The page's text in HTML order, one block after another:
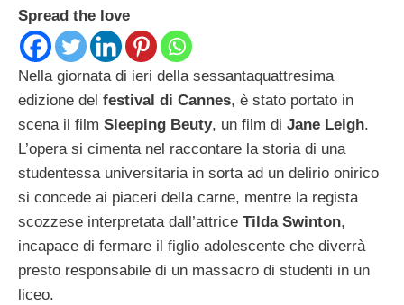
Spread the love
Nella giornata di ieri della sessantaquattresima
edizione del festival di Cannes, è stato portato in
scena il film Sleeping Beuty, un film di Jane Leigh.
L’opera si cimenta nel raccontare la storia di una
studentessa universitaria in sorta ad un delirio onirico
si concede ai piaceri della carne, mentre la regista
scozzese interpretata dall’attrice Tilda Swinton,
incapace di fermare il figlio adolescente che diverrà
presto responsabile di un massacro di studenti in un
liceo.